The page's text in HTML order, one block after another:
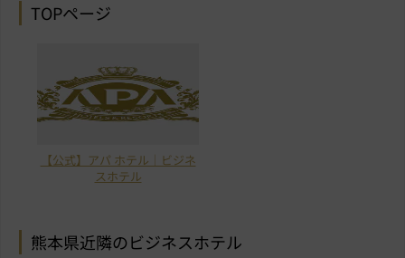
TOPページ
【公式】アパ ホテル｜ビジネ
スホテル
熊本県近隣のビジネスホテル